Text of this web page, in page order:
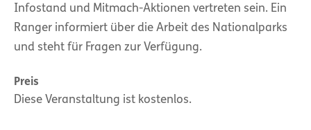
Infostand und Mitmach-Aktionen vertreten sein. Ein
Ranger informiert über die Arbeit des Nationalparks
und steht für Fragen zur Verfügung.
Preis
Diese Veranstaltung ist kostenlos.